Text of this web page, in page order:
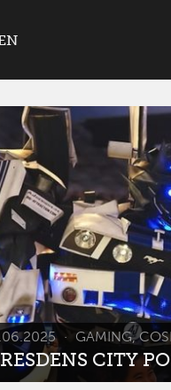
GAMING,
CITY